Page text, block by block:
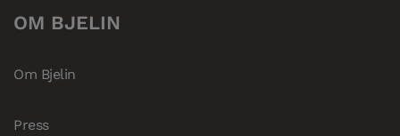
OM BJELIN
Om Bjelin
Press